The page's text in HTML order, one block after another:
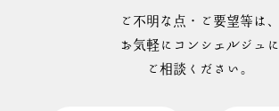
ご不明な点・ご要望等は、
お気軽にコンシェルジュに
ご相談ください。